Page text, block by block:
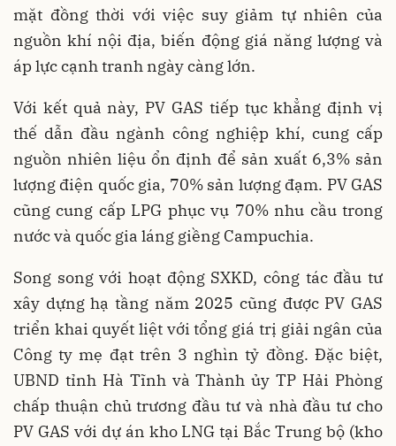
mặt đồng thời với việc suy giảm tự nhiên của
nguồn khí nội địa, biến động giá năng lượng và
áp lực cạnh tranh ngày càng lớn.
Với kết quả này, PV GAS tiếp tục khẳng định vị
thế dẫn đầu ngành công nghiệp khí, cung cấp
nguồn nhiên liệu ổn định để sản xuất 6,3% sản
lượng điện quốc gia, 70% sản lượng đạm. PV GAS
cũng cung cấp LPG phục vụ 70% nhu cầu trong
nước và quốc gia láng giềng Campuchia.
Song song với hoạt động SXKD, công tác đầu tư
xây dựng hạ tầng năm 2025 cũng được PV GAS
triển khai quyết liệt với tổng giá trị giải ngân của
Công ty mẹ đạt trên 3 nghìn tỷ đồng. Đặc biệt,
UBND tỉnh Hà Tĩnh và Thành ủy TP Hải Phòng
chấp thuận chủ trương đầu tư và nhà đầu tư cho
PV GAS với dự án kho LNG tại Bắc Trung bộ (kho